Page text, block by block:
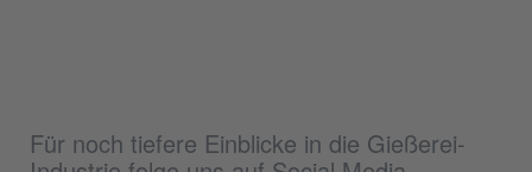
Für noch tiefere Einblicke in die Gießerei-